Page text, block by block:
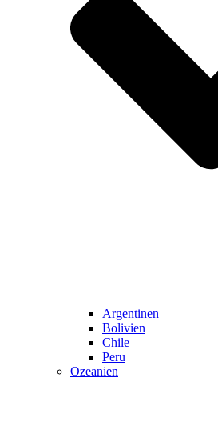
Argentinen
Bolivien
Chile
Peru
Ozeanien